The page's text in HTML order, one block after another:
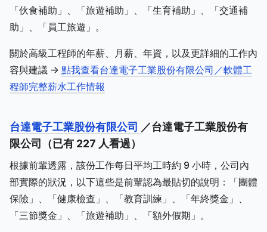
「伙食補助」、「旅遊補助」、「生育補助」、「交通補
助」、「員工旅遊」。
關於高級工程師的年薪、月薪、年資，以及更詳細的工作內
容與建議 -> 點我查看台達電子工業股份有限公司／軟體工
程師完整薪水工作情報
台達電子工業股份有限公司 ／台達電子工業股份有
限公司（已有 227 人看過）
根據前輩透露，該份工作每日平均工時約 9 小時，公司內
部實際的狀況，以下這些是前輩認為最貼切的說明：「團體
保險」、「健康檢查」、「教育訓練」、「年終獎金」、
「三節獎金」、「旅遊補助」、「額外假期」。